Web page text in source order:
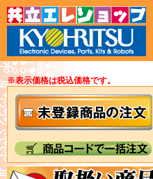
※表示価格は税込価格です。